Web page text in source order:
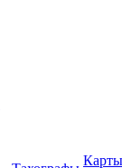
Карты